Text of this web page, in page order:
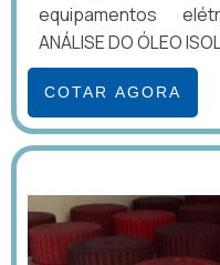
equipamentos
ANÁLISE DO ÓLEO
COTAR AGORA